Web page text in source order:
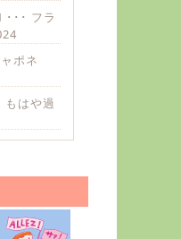
･･･ フラ
ャポネ
はや過